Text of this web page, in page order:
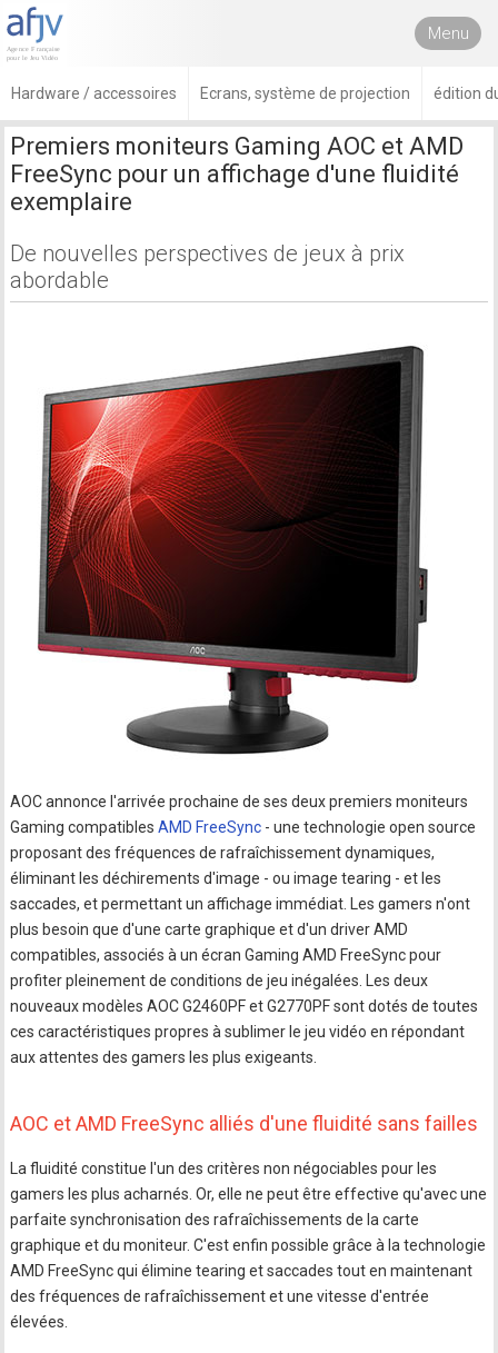
Menu
Hardware / accessoires Ecrans, système de projection édition
Premiers moniteurs Gaming AOC et AMD
FreeSync pour un affichage d'une fluidité
exemplaire
De nouvelles perspectives de jeux à prix
abordable
AOC annonce l'arrivée prochaine de ses deux premiers moniteurs
Gaming compatiblesAMD FreeSync - une technologie open source
proposant des fréquences de rafraîchissement dynamiques,
éliminant les déchirements d'image - ou image tearing - et les
saccades, et permettant un affichage immédiat. Les gamers n'ont
plus besoin que d'une carte graphique et d'un driver AMD
compatibles, associés à un écran Gaming AMD FreeSync pour
profiter pleinement de conditions de jeu inégalées. Les deux
nouveaux modèles AOC G2460PF et G2770PF sont dotés de toutes
ces caractéristiques propres à sublimer le jeu vidéo en répondant
aux attentes des gamers les plus exigeants.
AOC et AMD FreeSync alliés d'une fluidité sans failles
La fluidité constitue l'un des critères non négociables pour les
gamers les plus acharnés. Or, elle ne peut être effective qu'avec une
parfaite synchronisation des rafraîchissements de la carte
graphique et du moniteur. C'est enfin possible grâce à la technologie
AMD FreeSync qui élimine tearing et saccades tout en maintenant
des fréquences de rafraîchissement et une vitesse d'entrée
élevées.